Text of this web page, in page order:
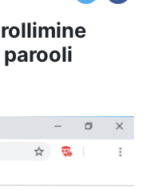
parooli